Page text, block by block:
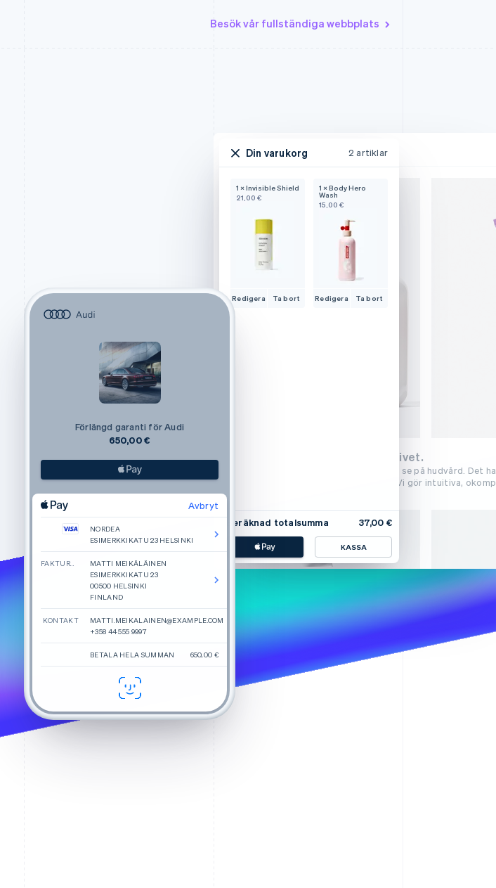
Besök vår fullständiga webbplats
Skönhet inspirerad av verkliga livet.
Glossier representerar ett nytt sätt att se på hudvård. Det
sig fri och accepterad som den man är. Vi gör intuitiva,
för att leva tillsammans med dig.
Din varukorg 2 artiklar
1 × Invisible Shield
21,00 €
Redigera Ta bort
1 × Body Hero
Wash
15,00 €
Redigera Ta bort
Beräknad totalsumma 37,00 €
KASSA
Förlängd garanti för Audi
650,00 €
Avbryt
NORDEA
ESIMERKKIKATU 23 HELSINKI
FAKTURERING
MATTI MEIKÄLÄINEN
ESIMERKKIKATU 23
00500 HELSINKI
FINLAND
KONTAKT
MATTI.MEIKALAINEN@EXAMPLE.COM
+358 44 555 9997
BETALA HELA SUMMAN 650,00 €